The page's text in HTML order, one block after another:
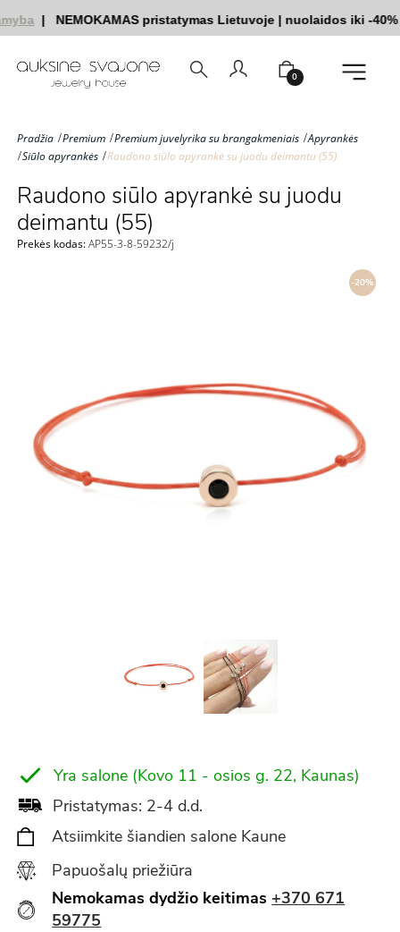
| NEMOKAMAS pristatymas Lietuvoje| nuolaidos iki -40%|
0
Pradžia Premium Premium juvelyrika su brangakmeniais
Apyrankės
Siūlo apyrankės
Raudono siūlo apyrankė su juodu deimantu (55)
Raudono siūlo apyrankė su juodu
deimantu (55)
Prekės kodas:AP55-3-8-59232/j
-20%
Yra salone (Kovo 11 - osios g. 22, Kaunas)
Pristatymas: 2-4 d.d.
Atsiimkite šiandien salone Kaune
Papuošalų priežiūra
Nemokamas dydžio keitimas +370 671
59775